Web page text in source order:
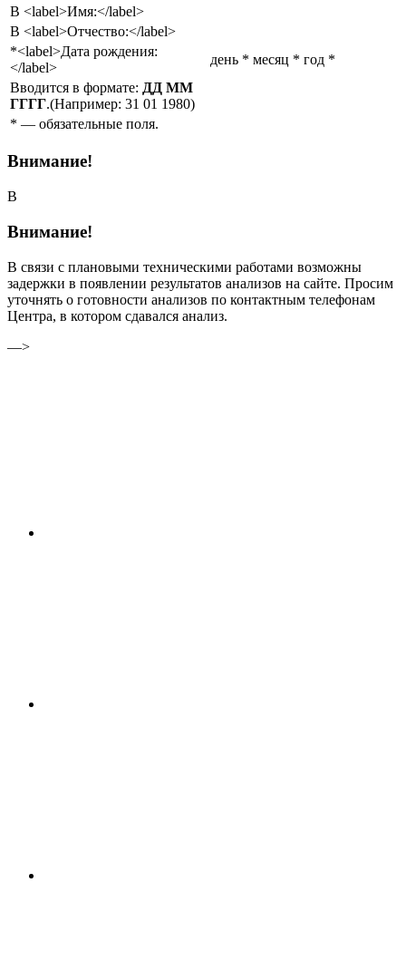
В <label>Имя:</label>
В <label>Отчество:</label>
*<label>Дата рождения:
</label>
день * месяц * год *
Вводится в формате: ДД ММ
ГГГГ.(Например: 31 01 1980)
* — обязательные поля.
Внимание!
В
Внимание!
В связи с плановыми техническими работами возможны
задержки в появлении результатов анализов на сайте. Просим
уточнять о готовности анализов по контактным телефонам
Центра, в котором сдавался анализ.
—>